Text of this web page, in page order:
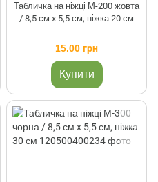
Табличка на ніжці М-200 жовта
/ 8,5 см x 5,5 см, ніжка 20 см
15.00 грн
Купити